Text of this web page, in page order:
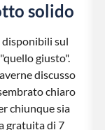
solido
sul
giusto".
discusso
chiaro
chiunque sia
gratuita di 7